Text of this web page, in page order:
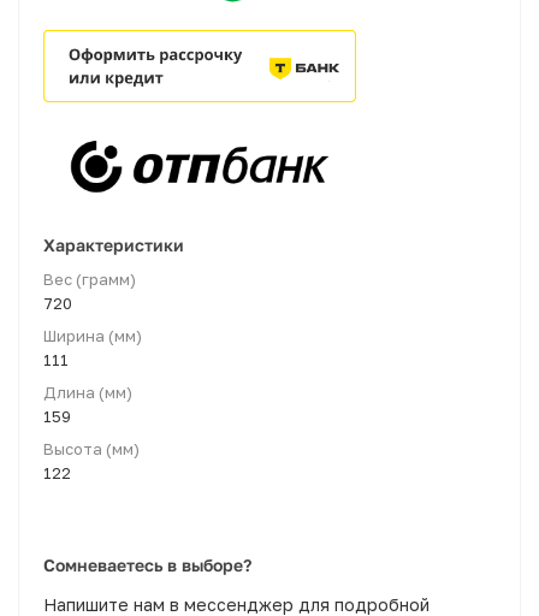
Характеристики
Вес (грамм)
720
Ширина (мм)
111
Длина (мм)
159
Высота (мм)
122
Сомневаетесь в выборе?
Напишите нам в мессенджер для подробной